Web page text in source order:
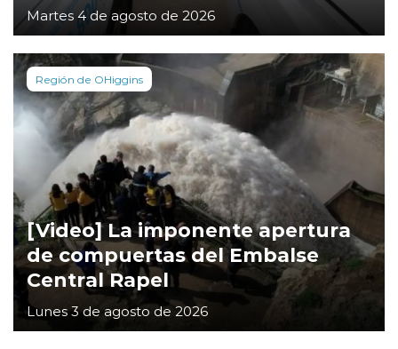
Martes 4 de agosto de 2026
Región de OHiggins
[Video] La imponente apertura
de compuertas del Embalse
Central Rapel
Lunes 3 de agosto de 2026